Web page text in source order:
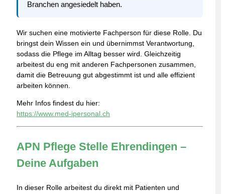
Branchen angesiedelt haben.
Wir suchen eine motivierte Fachperson für diese Rolle. Du
bringst dein Wissen ein und übernimmst Verantwortung,
sodass die Pflege im Alltag besser wird. Gleichzeitig
arbeitest du eng mit anderen Fachpersonen zusammen,
damit die Betreuung gut abgestimmt ist und alle effizient
arbeiten können.
Mehr Infos findest du hier:
https://www.med-ipersonal.ch
APN Pflege Stelle Ehrendingen –
Deine Aufgaben
In dieser Rolle arbeitest du direkt mit Patienten und